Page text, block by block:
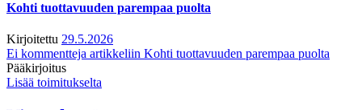
Kohti tuottavuuden parempaa puolta
Kirjoitettu 29.5.2026
Ei kommentteja artikkeliin Kohti tuottavuuden parempaa puolta
Pääkirjoitus
Lisää toimitukselta